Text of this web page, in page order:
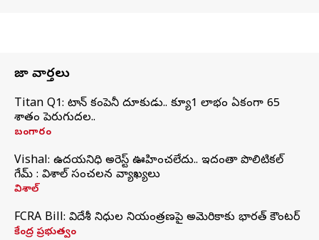
తాజా వార్తలు
Titan Q1: టైటాన్ కంపెనీ దూకుడు.. క్యూ1 లాభం ఏకంగా 65
శాతం పెరుగుదల..
బంగారం
Vishal: ఉదయనిధి అరెస్ట్‌ ఊహించలేదు.. ఇదంతా పొలిటికల్
గేమ్ : విశాల్ సంచలన వ్యాఖ్యలు
విశాల్
FCRA Bill: విదేశీ నిధుల నియంత్రణపై అమెరికాకు భారత్‌ కౌంటర్
కేంద్ర ప్రభుత్వం